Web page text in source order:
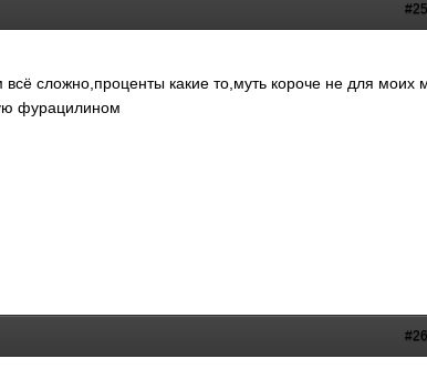
#25
сложно,проценты какие то,муть короче не для моих
фурацилином
#26